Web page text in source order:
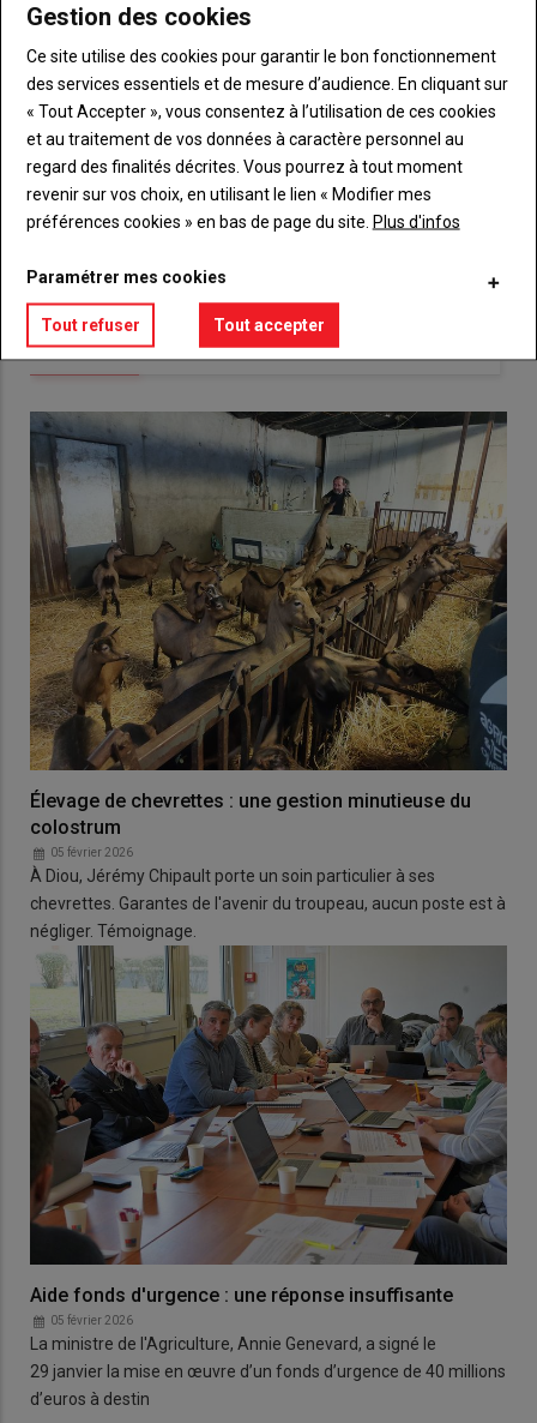
de
passe"
connecte"
Sous-
Vous n'êtes pas abonné(e)
TITRE CRÉEZ UN COMPTE
BodyChoisissez votre formule et créez votre
compte pour accéder à tout {nom-site}.
VOUS AIMEREZ AUSSI
Élevage de chevrettes : une gestion minutieuse du
colostrum
05 février 2026
À Diou, Jérémy Chipault porte un soin particulier à ses
chevrettes. Garantes de l'avenir du troupeau, aucun poste est à
négliger. Témoignage.
Aide fonds d'urgence : une réponse insuffisante
05 février 2026
La ministre de l'Agriculture, Annie Genevard, a signé le
29 janvier la mise en œuvre d’un fonds d’urgence de 40 millions
d’euros à destin
Gestion des cookies
Ce site utilise des cookies pour garantir le bon fonctionnement
des services essentiels et de mesure d’audience. En cliquant sur
« Tout Accepter », vous consentez à l’utilisation de ces cookies
et au traitement de vos données à caractère personnel au
regard des finalités décrites. Vous pourrez à tout moment
revenir sur vos choix, en utilisant le lien « Modifier mes
préférences cookies » en bas de page du site. Plus d'infos
Paramétrer mes cookies
Tout refuser Tout accepter